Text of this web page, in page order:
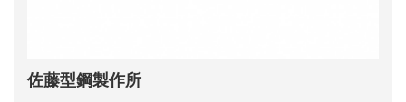
佐藤型鋼製作所